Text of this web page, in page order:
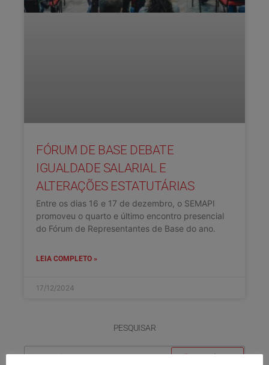
FÓRUM DE BASE DEBATE
IGUALDADE SALARIAL E
ALTERAÇÕES ESTATUTÁRIAS
Entre os dias 16 e 17 de dezembro, o SEMAPI
promoveu o quarto e último encontro presencial
do Fórum de Representantes de Base do ano.
LEIA COMPLETO »
17/12/2024
PESQUISAR